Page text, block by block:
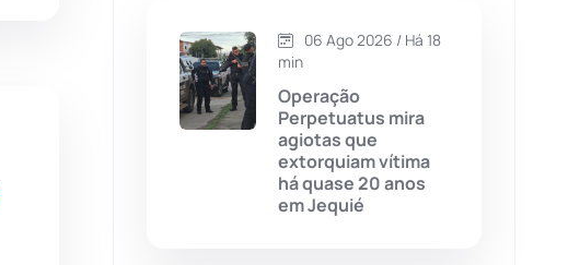
Caetité (1504)
Candiba
Cândido Sales (120)
06 Ago 2026 / Há 18
min
Operação
Perpetuatus mira
agiotas que
extorquiam vítima
há quase 20 anos
em Jequié